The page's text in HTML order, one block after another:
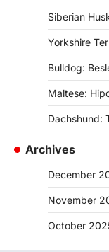
Siberian
Yorkshire
Bulldog:
Maltese:
Dachshund:
Archives
December
November
October